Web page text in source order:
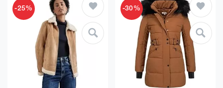
-25% -30%